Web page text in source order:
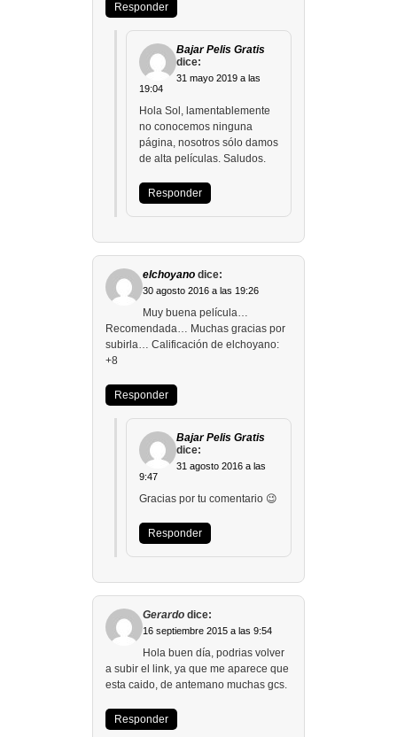
Responder
Bajar Pelis Gratis
dice:
31 mayo 2019 a las
19:04
Hola Sol, lamentablemente
no conocemos ninguna
página, nosotros sólo damos
de alta películas. Saludos.
Responder
elchoyano dice:
30 agosto 2016 a las 19:26
Muy buena película…
Recomendada… Muchas gracias por
subirla… Calificación de elchoyano:
+8
Responder
Bajar Pelis Gratis
dice:
31 agosto 2016 a las
9:47
Gracias por tu comentario 😉
Responder
Gerardo dice:
16 septiembre 2015 a las 9:54
Hola buen día, podrias volver
a subir el link, ya que me aparece que
esta caido, de antemano muchas gcs.
Responder